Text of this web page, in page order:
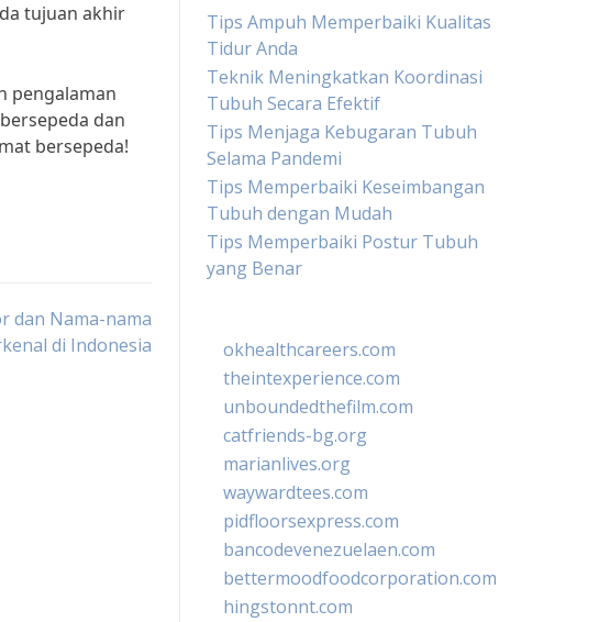
tujuan akhir
pengalaman
dan
bersepeda!
dan Nama-nama
di Indonesia
Tips Ampuh Memperbaiki Kualitas
Tidur Anda
Teknik Meningkatkan Koordinasi
Tubuh Secara Efektif
Tips Menjaga Kebugaran Tubuh
Selama Pandemi
Tips Memperbaiki Keseimbangan
Tubuh dengan Mudah
Tips Memperbaiki Postur Tubuh
yang Benar
okhealthcareers.com
theintexperience.com
unboundedthefilm.com
catfriends-bg.org
marianlives.org
waywardtees.com
pidfloorsexpress.com
bancodevenezuelaen.com
bettermoodfoodcorporation.com
hingstonnt.com